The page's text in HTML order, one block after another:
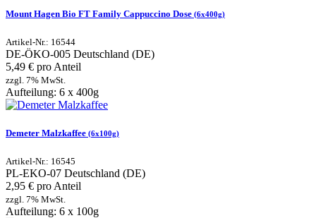
Mount Hagen Bio FT Family Cappuccino Dose (6x400g)
Artikel-Nr.: 16544
DE-ÖKO-005 Deutschland (DE)
5,49 € pro Anteil
zzgl. 7% MwSt.
Aufteilung: 6 x 400g
Demeter Malzkaffee (6x100g)
Artikel-Nr.: 16545
PL-EKO-07 Deutschland (DE)
2,95 € pro Anteil
zzgl. 7% MwSt.
Aufteilung: 6 x 100g